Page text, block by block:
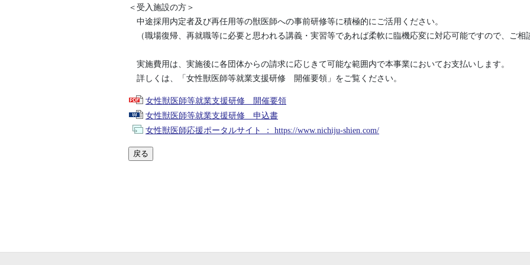
＜受入施設の方＞
中途採用内定者及び再任用等の獣医師への事前研修等に積極的にご活用ください。
（職場復帰、再就職等に必要と思われる講義・実習等であれば柔軟に臨機応変に対応可能ですので、ご相
実施費用は、実施後に各団体からの請求に応じきて可能な範囲内で本事業においてお支払いします。
詳しくは、「女性獣医師等就業支援研修 開催要領」をご覧ください。
女性獣医師等就業支援研修 開催要領
女性獣医師等就業支援研修 申込書
女性獣医師応援ポータルサイト ： https://www.nichiju-shien.com/
戻る